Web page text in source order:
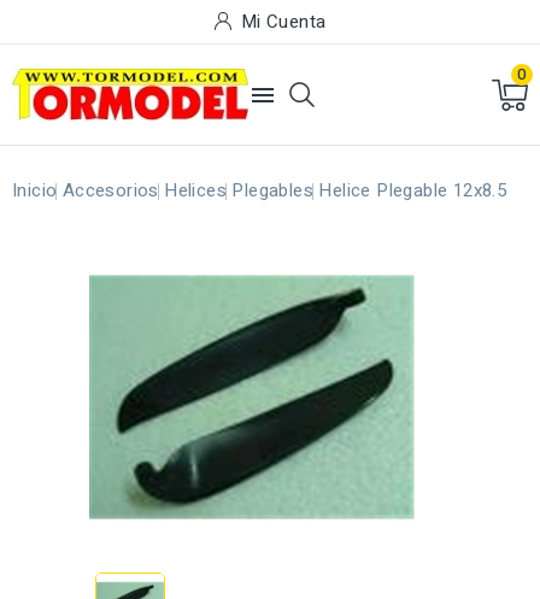
Mi Cuenta

0
Inicio Accesorios Helices Plegables Helice Plegable 12x8.5